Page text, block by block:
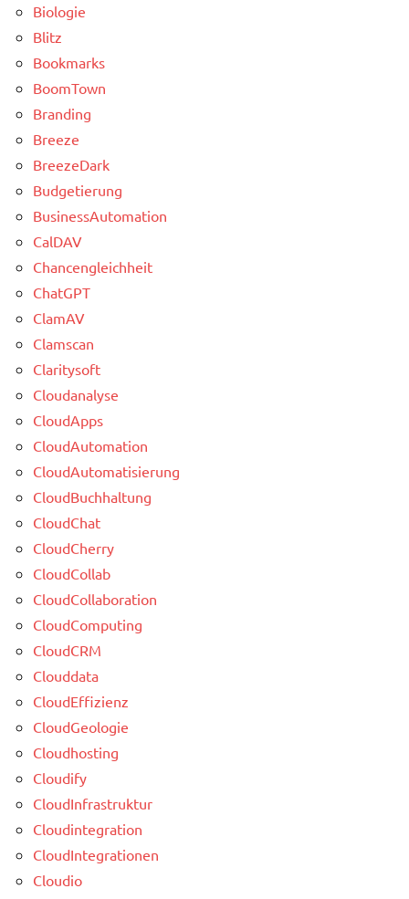
Biologie
Blitz
Bookmarks
BoomTown
Branding
Breeze
BreezeDark
Budgetierung
BusinessAutomation
CalDAV
Chancengleichheit
ChatGPT
ClamAV
Clamscan
Claritysoft
Cloudanalyse
CloudApps
CloudAutomation
CloudAutomatisierung
CloudBuchhaltung
CloudChat
CloudCherry
CloudCollab
CloudCollaboration
CloudComputing
CloudCRM
Clouddata
CloudEffizienz
CloudGeologie
Cloudhosting
Cloudify
CloudInfrastruktur
Cloudintegration
CloudIntegrationen
Cloudio